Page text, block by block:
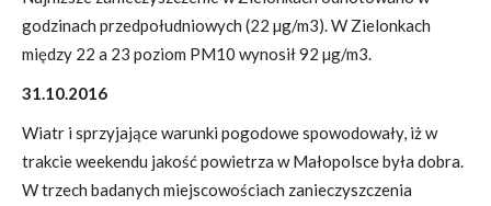
godzinach przedpołudniowych (22 µg/m3). W Zielonkach
między 22 a 23 poziom PM10 wynosił 92 µg/m3.
31.10.2016
Wiatr i sprzyjające warunki pogodowe spowodowały, iż w
trakcie weekendu jakość powietrza w Małopolsce była dobra.
W trzech badanych miejscowościach zanieczyszczenia